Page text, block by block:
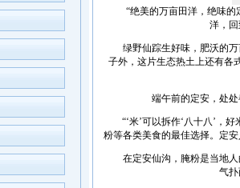
“绝美的万亩田洋，绝味的定
洋，
绿野仙踪生好味，肥沃的万
子外，这片生态热土上还有各
端午前的定安，处处
“‘米’可以拆作‘八十八’，好
粉等各类美食的最佳选择。定
在定安仙沟，腌粉是当地人
气